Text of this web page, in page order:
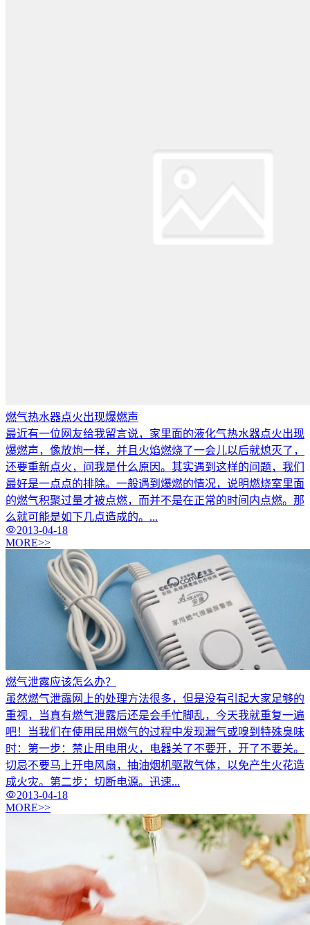
燃气热水器点火出现爆燃声
最近有一位网友给我留言说，家里面的液化气热水器点火出现
爆燃声，像放炮一样，并且火焰燃烧了一会儿以后就熄灭了，
还要重新点火，问我是什么原因。其实遇到这样的问题，我们
最好是一点点的排除。一般遇到爆燃的情况，说明燃烧室里面
的燃气积聚过量才被点燃，而并不是在正常的时间内点燃。那
么就可能是如下几点造成的。...
2013-04-18
MORE>>
燃气泄露应该怎么办？
虽然燃气泄露网上的处理方法很多，但是没有引起大家足够的
重视，当真有燃气泄露后还是会手忙脚乱，今天我就重复一遍
吧！当我们在使用民用燃气的过程中发现漏气或嗅到特殊臭味
时：第一步：禁止用电用火，电器关了不要开，开了不要关。
切忌不要马上开电风扇，抽油烟机驱散气体，以免产生火花造
成火灾。第二步：切断电源。迅速...
2013-04-18
MORE>>